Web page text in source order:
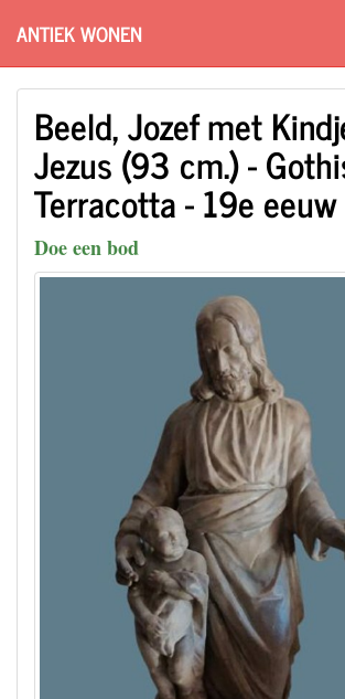
ANTIEK WONEN
Beeld, Jozef met
Jezus (93 cm.) -
Terracotta - 19e eeuw
Doe een bod